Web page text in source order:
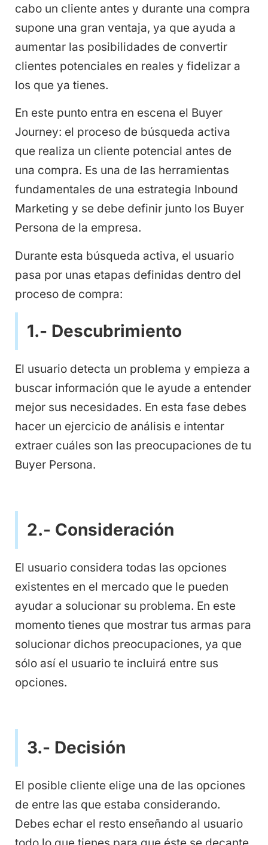
cabo un cliente antes y durante una compra
supone una gran ventaja, ya que ayuda a
aumentar las posibilidades de convertir
clientes potenciales en reales y fidelizar a
los que ya tienes.
En este punto entra en escena el Buyer
Journey: el proceso de búsqueda activa
que realiza un cliente potencial antes de
una compra. Es una de las herramientas
fundamentales de una estrategia Inbound
Marketing y se debe definir junto los Buyer
Persona de la empresa.
Durante esta búsqueda activa, el usuario
pasa por unas etapas definidas dentro del
proceso de compra:
1.- Descubrimiento
El usuario detecta un problema y empieza a
buscar información que le ayude a entender
mejor sus necesidades. En esta fase debes
hacer un ejercicio de análisis e intentar
extraer cuáles son las preocupaciones de tu
Buyer Persona.
2.- Consideración
El usuario considera todas las opciones
existentes en el mercado que le pueden
ayudar a solucionar su problema. En este
momento tienes que mostrar tus armas para
solucionar dichos preocupaciones, ya que
sólo así el usuario te incluirá entre sus
opciones.
3.- Decisión
El posible cliente elige una de las opciones
de entre las que estaba considerando.
Debes echar el resto enseñando al usuario